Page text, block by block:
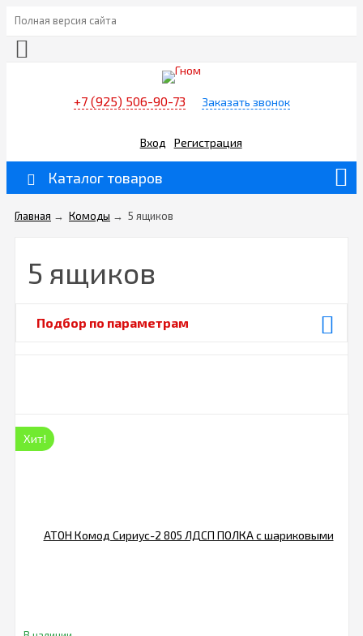
Полная версия сайта
+7 (925) 506-90-73 Заказать звонок
Вход Регистрация
Каталог товаров
Главная → Комоды → 5 ящиков
5 ящиков
Подбор по параметрам
Хит!